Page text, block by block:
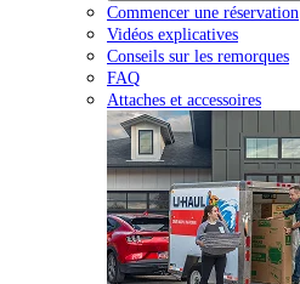
Commencer une réservation
Vidéos explicatives
Conseils sur les remorques
FAQ
Attaches et accessoires